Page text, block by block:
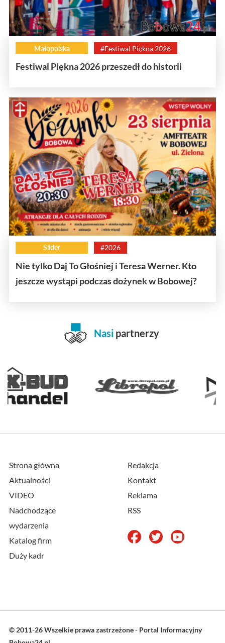
Małopolska #Festiwal Piękna 2026
Festiwal Piękna 2026 przeszedł do historii
Slider #2026
Nie tylko Daj To Głośniej i Teresa Werner. Kto
jeszcze wystąpi podczas dożynek w Bobowej?
Nasi partnerzy
Strona główna
Aktualności
VIDEO
Nadchodzące
wydarzenia
Katalog firm
Duży kadr
Redakcja
Kontakt
Reklama
RSS
© 2011-26 Wszelkie prawa zastrzeżone - Portal Informacyjny